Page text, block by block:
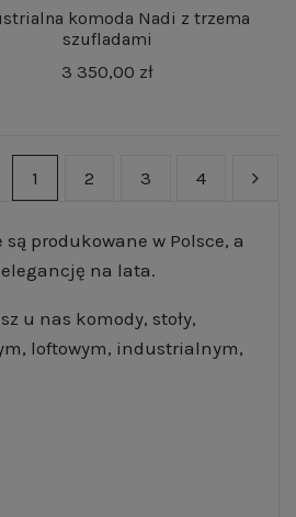
komoda Nadi z trzema
szufladami
3 350,00 zł
1 2 3 4
produkowane w Polsce, a
na lata.
u nas komody, stoły,
loftowym, industrialnym,
sklepem, oferujemy
wybierasz coś